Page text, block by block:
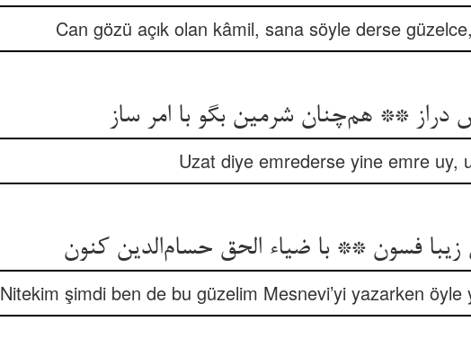
Can gözü açık olan kâmil, sana söyle derse
دراز ** هم‌چنان شرمین بگو با امر ساز
Uzat diye emrederse yine emre uy,
فسون ** با ضیاء الحق حسام‌الدین کنون
Nitekim şimdi ben de bu güzelim Mesnevi’yi yazarken öyle